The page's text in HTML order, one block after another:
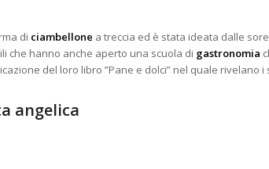
di ciambellone a treccia ed è stata ideata dalle
che hanno anche aperto una scuola di gastronomia
del loro libro ”Pane e dolci” nel quale rivelano
angelica